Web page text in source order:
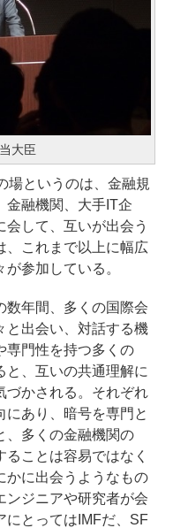
大臣
場というのは、金融規
金融機関、大手IT企
して、互いが出会う
、これまで以上に幅広
参加している。
数年間、多くの国際会
と出会い、対話する機
専門性を持つ多くの
と、互いの共通理解に
づかされる。それぞれ
あり、暗号を専門と
、多くの金融機関の
ことは容易ではなく
かに出会うようなもの
ンジニアや研究者が会
にとってはIMFだ、SF